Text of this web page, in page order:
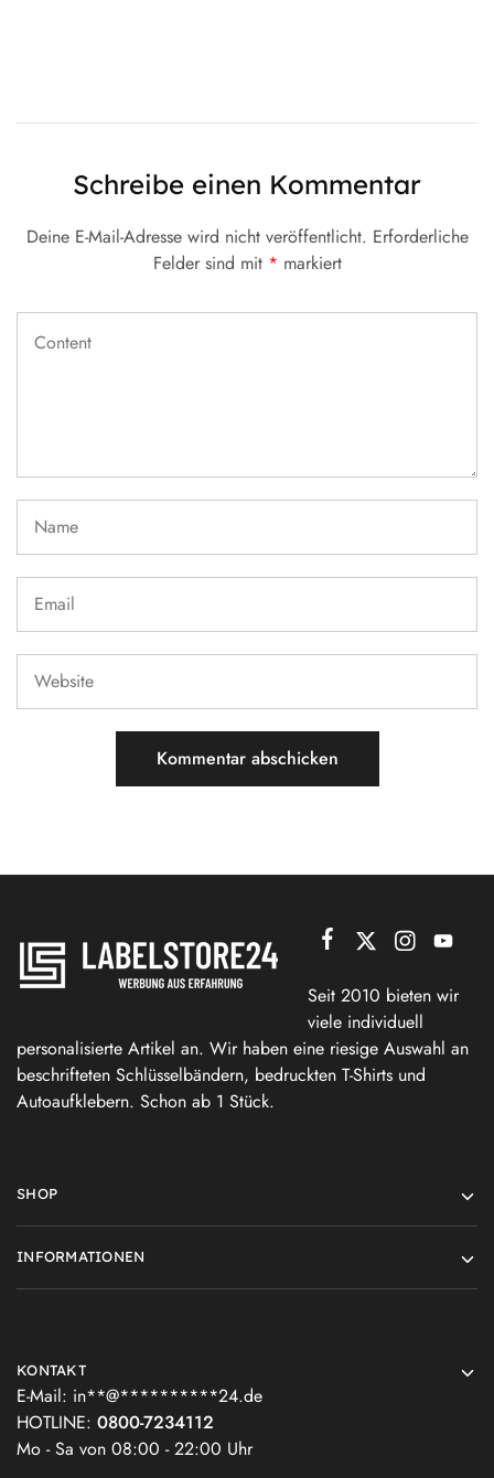
Schreibe einen Kommentar
Deine E-Mail-Adresse wird nicht veröffentlicht. Erforderliche
Felder sind mit * markiert
Seit 2010 bieten wir
viele individuell
personalisierte Artikel an. Wir haben eine riesige Auswahl an
beschrifteten Schlüsselbändern, bedruckten T-Shirts und
Autoaufklebern. Schon ab 1 Stück.
SHOP
INFORMATIONEN
KONTAKT
E-Mail: in**@**********24.de
HOTLINE: 0800-7234112
Mo - Sa von 08:00 - 22:00 Uhr